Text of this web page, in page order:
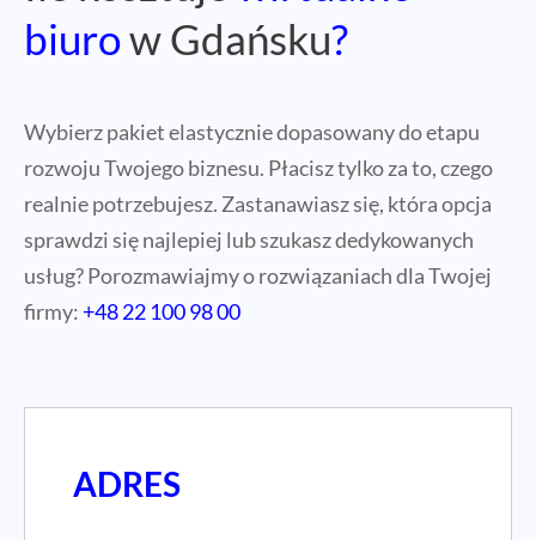
biurow Gdańsku?
Wybierz pakiet elastycznie dopasowany do etapu
rozwoju Twojego biznesu. Płacisz tylko za to, czego
realnie potrzebujesz. Zastanawiasz się, która opcja
sprawdzi się najlepiej lub szukasz dedykowanych
usług? Porozmawiajmy o rozwiązaniach dla Twojej
firmy:+48 22 100 98 00
ADRES